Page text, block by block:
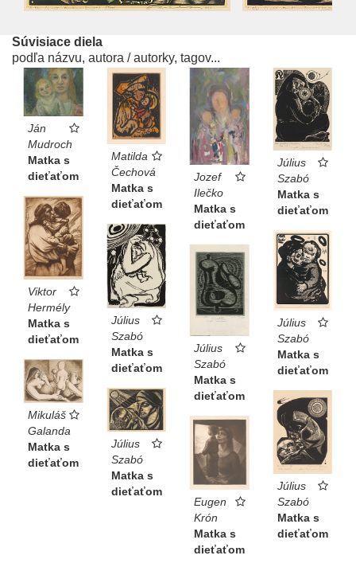
Súvisiace diela
podľa názvu, autora / autorky, tagov...
Ján
Mudroch
Matka s
dieťaťom
Matilda
Čechová
Matka s
dieťaťom
Jozef
Ilečko
Matka s
dieťaťom
Július
Szabó
Matka s
dieťaťom
Viktor
Hermély
Matka s
dieťaťom
Július
Szabó
Matka s
dieťaťom
Július
Szabó
Matka s
dieťaťom
Július
Szabó
Matka s
dieťaťom
Mikuláš
Galanda
Matka s
dieťaťom
Július
Szabó
Matka s
dieťaťom
Július
Szabó
Matka s
dieťaťom
Eugen
Krón
Matka s
dieťaťom